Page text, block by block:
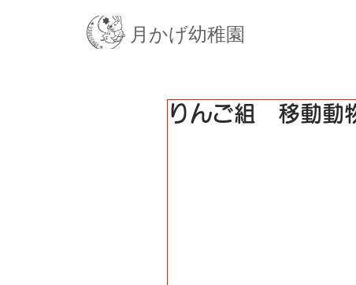
月かげ幼稚園
りんご組 移動動